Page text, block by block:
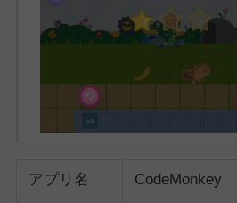
アプリ名 CodeMonkey